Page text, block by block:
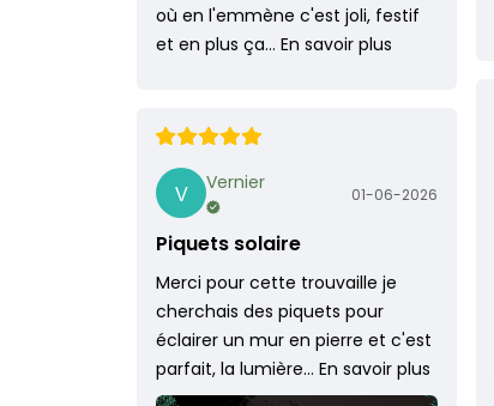
où en l'emmène c'est joli, festif
et en plus ça… En savoir plus
Vernier 01-06-2026
Piquets solaire
Merci pour cette trouvaille je
cherchais des piquets pour
éclairer un mur en pierre et c'est
parfait, la lumière… En savoir plus